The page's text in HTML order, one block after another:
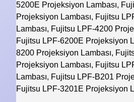
5200E Projeksiyon Lambası,
Projeksiyon Lambası, Fujitsu
Lambası, Fujitsu LPF-4200
Fujitsu LPF-6200E Projeksiyon
8200 Projeksiyon Lambası,
Projeksiyon Lambası, Fujitsu
Lambası, Fujitsu LPF-B201
Fujitsu LPF-3201E Projeksiyon